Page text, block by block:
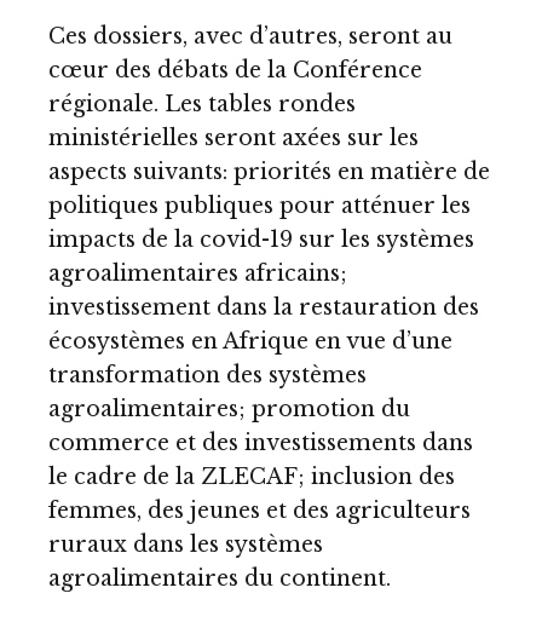
Ces dossiers, avec d’autres, seront au
cœur des débats de la Conférence
régionale. Les tables rondes
ministérielles seront axées sur les
aspects suivants: priorités en matière de
politiques publiques pour atténuer les
impacts de la covid-19 sur les systèmes
agroalimentaires africains;
investissement dans la restauration des
écosystèmes en Afrique en vue d’une
transformation des systèmes
agroalimentaires; promotion du
commerce et des investissements dans
le cadre de la ZLECAF; inclusion des
femmes, des jeunes et des agriculteurs
ruraux dans les systèmes
agroalimentaires du continent.